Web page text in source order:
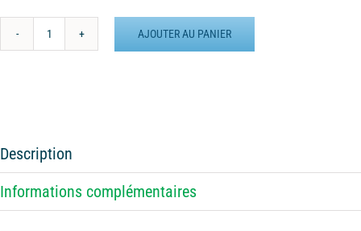
quantité
Duck
feathers
AJOUTER AU PANIER
Description
Informations complémentaires